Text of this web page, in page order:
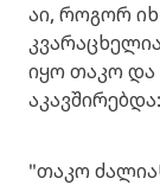
აი, როგორ
იყო თაკო და
აკავშირებდა:
"თაკო